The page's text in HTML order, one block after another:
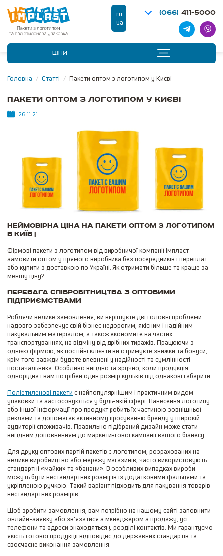
ru
ua
(066) 411-5000
ЦІНИ
Головна / Статті / Пакети оптом з логотипом у Києві
Пакети оптом з логотипом у Києві
26.11.21
Неймовірна ціна на Пакети оптом з логотипом
в Київ |
Фірмові пакети з логотипом від виробничої компанії Імпласт
замовити оптом у прямого виробника без посередників і переплат
або купити з доставкою по Україні. Як отримати більше та краще за
меншу ціну?
Перевага співробітництва з оптовими
підприємствами
Роблячи велике замовлення, ви вирішуєте дві головні проблеми:
надовго забезпечує свій бізнес недорогим, якісним і надійним
пакувальним матеріалом, а також економите на частих
транспортуваннях, на відміну від дрібних тиражів. Працюючи з
однією фірмою, як постійні клієнти ви отримуєте знижки та бонуси,
крім того завжди будете впевнені у надійності та сумлінності
постачальника. Особливо вигідно та зручно, коли продукція
однорідна і вам потрібен один розмір кульків під однакові габарити.
Поліетиленові пакети є найпопулярнішим і практичним видом
упаковки та застосовуються у будь-якій сфері. Нанесення логотипу
або іншої інформації про продукт робить їх частиною зовнішньої
реклами та допомагає активному просуванню бренду у широкій
аудиторії споживачів. Правильно підібраний дизайн може стати
вигідним доповненням до маркетингової кампанії вашого бізнесу
Для друку оптових партій пакетів з логотипом, розрахованих на
велике виробництво або мережу магазинів, часто використовують
стандартні «майки» та «банани». В особливих випадках вироби
можуть бути нестандартних розмірів із додатковими фальцями та
укріпленою ручкою. Такий варіант підходить для пакування товарів
нестандартних розмірів.
Щоб зробити замовлення, вам потрібно на нашому сайті заповнити
онлайн-заявку або зв'язатися з менеджером з продажу, усі
телефони та адреси знаходяться у розділі контактів. Ми гарантуємо
якість готової продукції відповідно до державних стандартів та
своєчасне виконання замовлення.